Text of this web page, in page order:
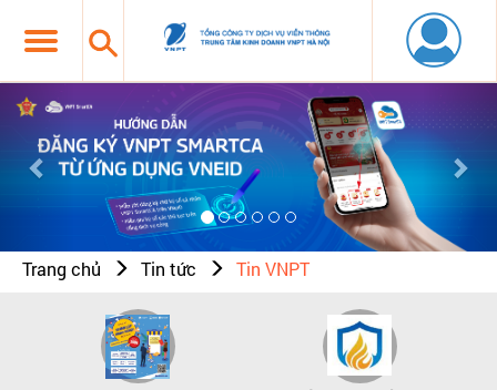
Previous
Trang chủ Tin tức Tin VNPT